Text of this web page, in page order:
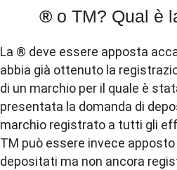
® o TM? Qual è
La ® deve essere apposta
abbia già ottenuto la
di un marchio per il quale è
presentata la domanda di
marchio registrato a tutti gli
TM può essere invece
depositati ma non ancora